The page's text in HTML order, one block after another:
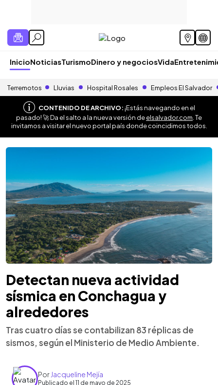
InicioNoticiasTurismoDinero y negociosVida
Terremotos Lluvias Hospital Rosales Empleos El Salvador
CONTENIDO DE ARCHIVO:¡Estás navegando en el
pasado! 🚀 Da el salto a la nueva versión deelsalvador.com . Te
invitamos a visitar el nuevo portal país donde coincidimos todos.
Detectan nueva actividad
sísmica en Conchagua y
alrededores
Tras cuatro días se contabilizan 83 réplicas de
sismos, según el Ministerio de Medio Ambiente.
Por Jacqueline Mejía
Publicado el 11 de mayo de 2025